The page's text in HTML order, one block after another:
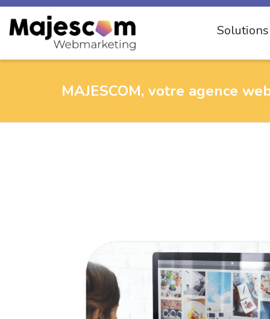
MAJESCOM, votre agence